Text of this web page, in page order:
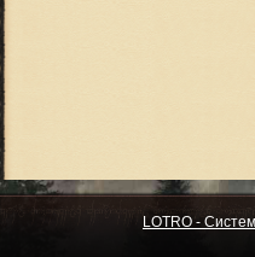
LOTRO -